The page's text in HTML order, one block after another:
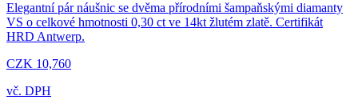
Elegantní pár náušnic se dvěma přírodními šampaňskými diamanty
VS o celkové hmotnosti 0,30 ct ve 14kt žlutém zlatě. Certifikát
HRD Antwerp.
CZK 10,760
vč. DPH